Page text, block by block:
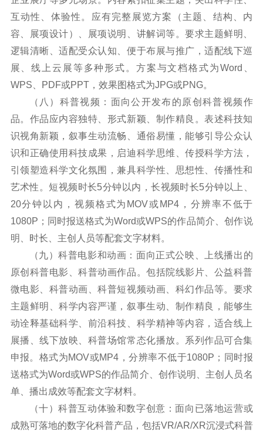
互动性、体验性。应有完整展览方案（主题、结构、内
容、展项设计）、展项说明、讲解词等。要求主题鲜明、
逻辑清晰、适配受众认知、便于布展与推广，适配线下巡
展、线上云展等多种形式。方案与文档格式为Word、
WPS、PDF或PPT，效果图格式为JPG或PNG。
（八）科普视频：面向公开发布的原创科普视频作
品。作品应内容独特、形式新颖、制作精良。表述科技知
识视角新颖，叙事生动流畅、通俗易懂，能够引导公众认
识和正确使用科技成果，启迪科学思维、传授科学方法，
引领塑造科学文化氛围，兼具科学性、思想性、传播性和
艺术性。短视频时长5分钟以内，长视频时长5分钟以上、
20分钟以内，视频格式为MOV或MP4，分辨率不低于
1080P；同时报送格式为Word或WPS的作品简介、创作说
明、时长、主创人员等配套文字材料。
（九）科普电影和动画：面向正式公映、上线播出的
原创科普电影、科普动画作品。包括院线影片、公益科普
微电影、科普动画、科普短视频动画、科幻作品等。要求
主题鲜明、科学内容严谨，叙事生动、制作精良，能够生
动诠释基础科学、前沿科技、科学精神等内容，适合线上
展播、线下放映、科普场馆常态化播放。系列作品可合集
申报。格式为MOV或MP4，分辨率不低于1080P；同时报
送格式为Word或WPS的作品简介、创作说明、主创人员名
单、播出成效等配套文字材料。
（十）科普互动体验和数字创意：面向已落地运营或
成熟可落地的数字化科普产品，包括VR/AR/XR沉浸式科普